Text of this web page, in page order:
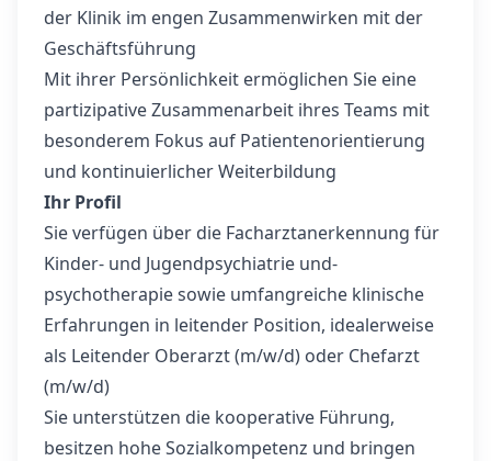
der Klinik im engen Zusammenwirken mit der
Geschäftsführung
Mit ihrer Persönlichkeit ermöglichen Sie eine
partizipative Zusammenarbeit ihres Teams mit
besonderem Fokus auf Patientenorientierung
und kontinuierlicher Weiterbildung
Ihr Profil
Sie verfügen über die Facharztanerkennung für
Kinder- und Jugendpsychiatrie und-
psychotherapie sowie umfangreiche klinische
Erfahrungen in leitender Position, idealerweise
als Leitender Oberarzt (m/w/d) oder Chefarzt
(m/w/d)
Sie unterstützen die kooperative Führung,
besitzen hohe Sozialkompetenz und bringen